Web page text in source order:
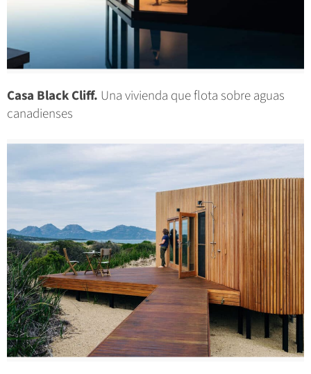
Casa Black Cliff. Una vivienda que flota sobre aguas
canadienses